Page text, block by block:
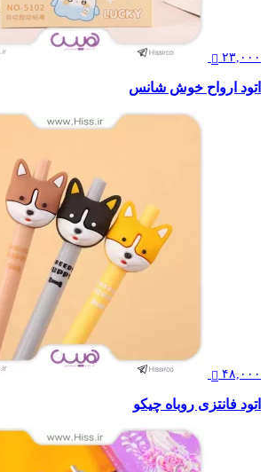
۲۳,۰۰۰
اتود ارواح خوش شانس
۴۸,۰۰۰
اتود فانتزی روباه چیکو